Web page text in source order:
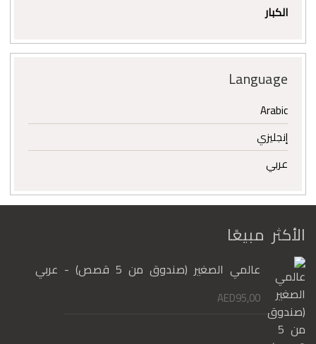
الكبار
Language
Arabic
إنجليزي
عربي
الأكثر مبيعًا
عالمي الصغير (صندوق من 5 قصص) - عربي
AED95,00